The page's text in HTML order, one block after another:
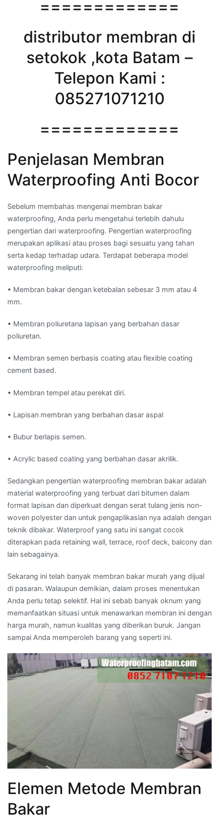
=============
distributor membran di
setokok ,kota Batam –
Telepon Kami :
085271071210
=============
Penjelasan Membran
Waterproofing Anti Bocor
Sebelum membahas mengenai membran bakar
waterproofing, Anda perlu mengetahui terlebih dahulu
pengertian dari waterproofing. Pengertian waterproofing
merupakan aplikasi atau proses bagi sesuatu yang tahan
serta kedap terhadap udara. Terdapat beberapa model
waterproofing meliputi:
• Membran bakar dengan ketebalan sebesar 3 mm atau 4
mm.
• Membran poliuretana lapisan yang berbahan dasar
poliuretan.
• Membran semen berbasis coating atau flexible coating
cement based.
• Membran tempel atau perekat diri.
• Lapisan membran yang berbahan dasar aspal
• Bubur berlapis semen.
• Acrylic based coating yang berbahan dasar akrilik.
Sedangkan pengertian waterproofing membran bakar adalah
material waterproofing yang terbuat dari bitumen dalam
format lapisan dan diperkuat dengan serat tulang jenis non-
woven polyester dan untuk pengaplikasian nya adalah dengan
teknik dibakar. Waterproof yang satu ini sangat cocok
diterapkan pada retaining wall, terrace, roof deck, balcony dan
lain sebagainya.
Sekarang ini telah banyak membran bakar murah yang dijual
di pasaran. Walaupun demikian, dalam proses menentukan
Anda perlu tetap selektif. Hal ini sebab banyak oknum yang
memanfaatkan situasi untuk menawarkan membran ini dengan
harga murah, namun kualitas yang diberikan buruk. Jangan
sampai Anda memperoleh barang yang seperti ini.
Elemen Metode Membran
Bakar